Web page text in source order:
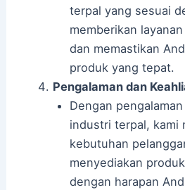
terpal yang sesuai
memberikan
dan memastikan
produk yang tepat.
Pengalaman dan
Dengan
industri terpal, kami
kebutuhan
menyediakan
dengan harapan